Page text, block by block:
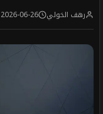
رهف الخولي 2026-06-26 03:07